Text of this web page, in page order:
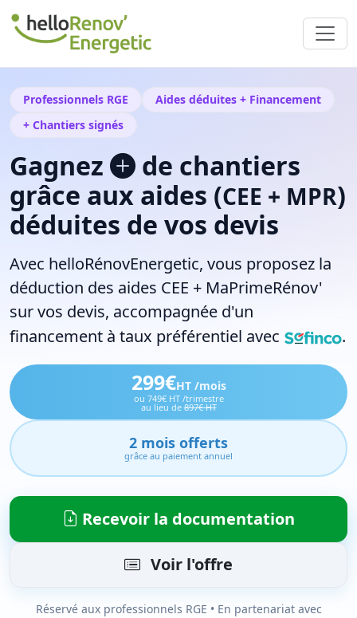
Professionnels RGE
Aides déduites + Financement
+ Chantiers signés
Gagnez
de chantiers
grâce aux aides (CEE + MPR)
déduites de vos devis
Avec helloRénovEnergetic, vous proposez la
déduction des aides CEE + MaPrimeRénov'
sur vos devis, accompagnée d'un
financement à taux préférentiel avec
.
299€HT /mois
ou 749€ HT /trimestre
au lieu de897€ HT
2 mois offerts
grâce au paiement annuel
Recevoir la documentation
Voir l'offre
Réservé aux professionnels RGE • En partenariat avec